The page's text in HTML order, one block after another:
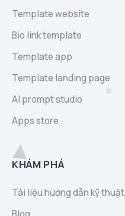
Template website
Bio link template
Template app
Template landing page
AI prompt studio
Apps store
KHÁM PHÁ
Tài liệu hướng dẫn kỹ thuật